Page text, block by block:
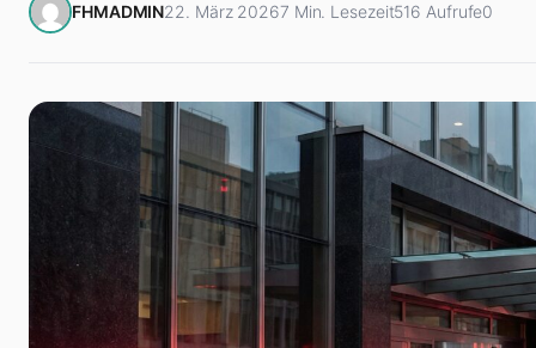
FHMADMIN22. März 20267 Min. Lesezeit516 Aufrufe0